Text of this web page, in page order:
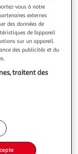
cm
avec vos amis
de panier
: le
utilisee. Il est
produit ?
vous à notre
externes
des données de
de l’appareil
sur un appareil.
des publicités et du
traitent des